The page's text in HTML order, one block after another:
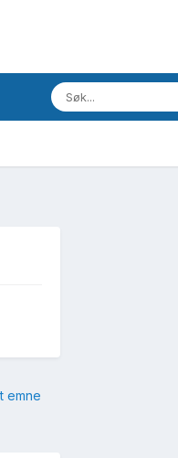
emne